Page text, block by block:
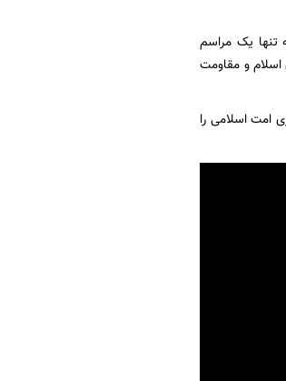
تنها یک مراسم
و مقاومت
امت اسلامی را